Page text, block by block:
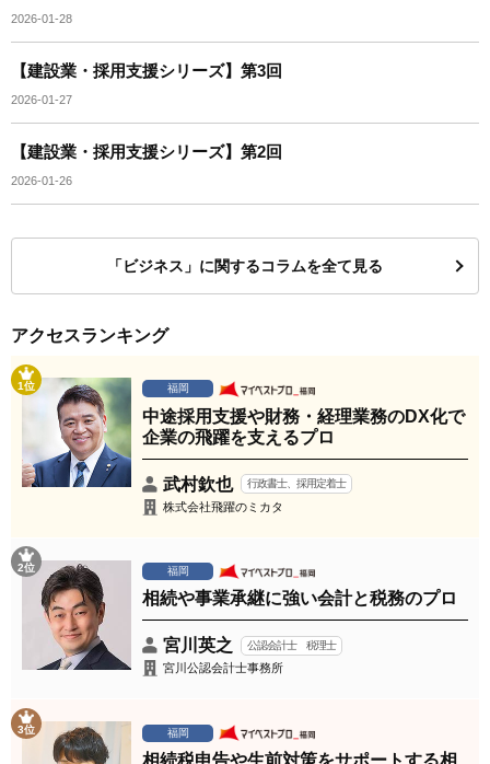
2026-01-28
【建設業・採用支援シリーズ】第3回
2026-01-27
【建設業・採用支援シリーズ】第2回
2026-01-26
「ビジネス」に関するコラムを全て見る
アクセスランキング
1位 福岡
中途採用支援や財務・経理業務のDX化で
企業の飛躍を支えるプロ
武村欽也 行政書士、採用定着士
株式会社飛躍のミカタ
2位 福岡
相続や事業承継に強い会計と税務のプロ
宮川英之 公認会計士 税理士
宮川公認会計士事務所
3位 福岡
相続税申告や生前対策をサポートする相